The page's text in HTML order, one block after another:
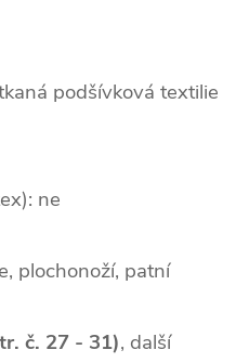
podšívková textilie
ne
plochonoží, patní
č. 27 - 31), další